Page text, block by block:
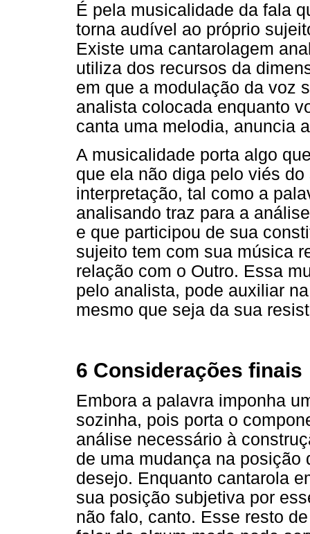
É pela musicalidade da fala
torna audível ao próprio
Existe uma cantarolagem
utiliza dos recursos da
em que a modulação da voz
analista colocada enquanto
canta uma melodia, anuncia
A musicalidade porta algo
que ela não diga pelo viés
interpretação, tal como a
analisando traz para a
e que participou de sua
sujeito tem com sua música
relação com o Outro. Essa
pelo analista, pode auxiliar
mesmo que seja da sua
6 Considerações finais
Embora a palavra imponha
sozinha, pois porta o
análise necessário à
de uma mudança na
desejo. Enquanto cantarola
sua posição subjetiva por
não falo, canto. Esse resto